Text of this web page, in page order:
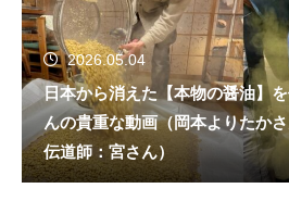
2026.05.04
日本から消えた【本物の醤油】
んの貴重な動画（岡本よりたか
伝道師：宮さん）